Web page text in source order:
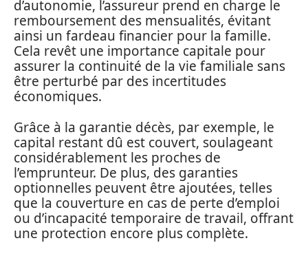
d’autonomie, l’assureur prend en charge le
remboursement des mensualités, évitant
ainsi un fardeau financier pour la famille.
Cela revêt une importance capitale pour
assurer la continuité de la vie familiale sans
être perturbé par des incertitudes
économiques.
Grâce à la garantie décès, par exemple, le
capital restant dû est couvert, soulageant
considérablement les proches de
l’emprunteur. De plus, des garanties
optionnelles peuvent être ajoutées, telles
que la couverture en cas de perte d’emploi
ou d’incapacité temporaire de travail, offrant
une protection encore plus complète.